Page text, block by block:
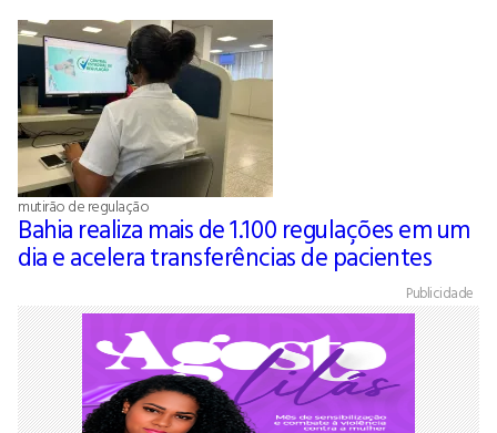
mutirão de regulação
Bahia realiza mais de 1.100 regulações em um
dia e acelera transferências de pacientes
Publicidade